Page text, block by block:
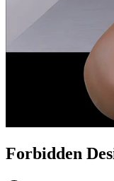
Forbidden